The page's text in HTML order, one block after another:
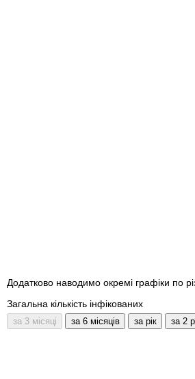
Додатково наводимо окремі графіки по
Загальна кількість інфікованих